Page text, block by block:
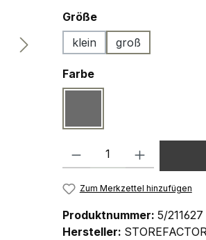
Größeauswählen
klein
groß
Farbeauswählen
Produkt Anzahl: Gib den
Zum Merkzettel hinzufügen
Produktnummer: 5/211627
Hersteller: